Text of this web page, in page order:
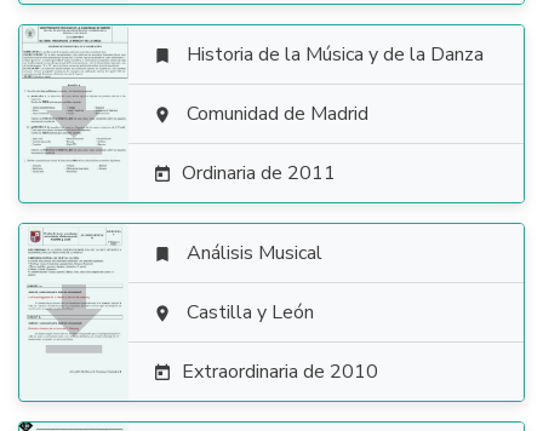

 Historia de la Música y de la Danza
 Comunidad de Madrid
 Ordinaria de 2011

 Análisis Musical
 Castilla y León
 Extraordinaria de 2010